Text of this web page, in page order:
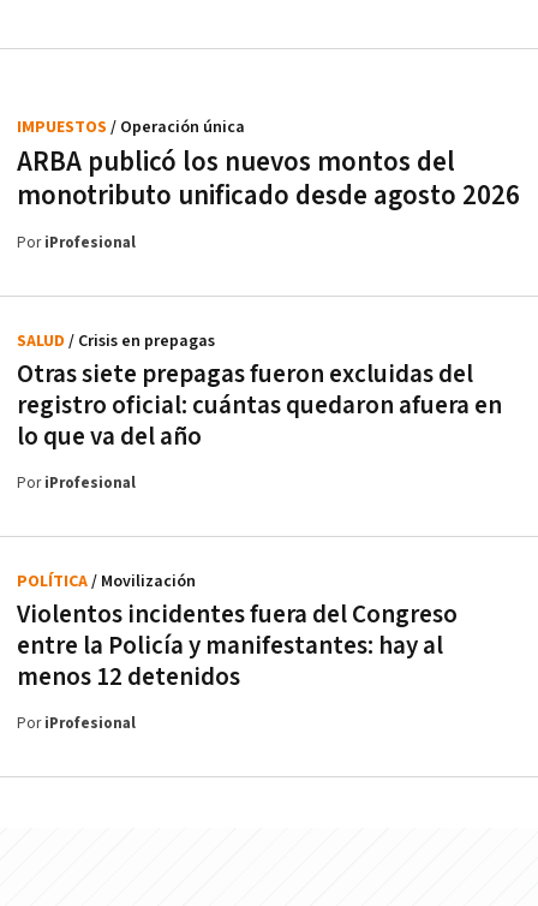
ARBA publicó los nuevos montos del
monotributo unificado desde agosto 2026
IMPUESTOS / Operación única
PoriProfesional
Otras siete prepagas fueron excluidas del
registro oficial: cuántas quedaron afuera en
lo que va del año
SALUD / Crisis en prepagas
PoriProfesional
Violentos incidentes fuera del Congreso
entre la Policía y manifestantes: hay al
menos 12 detenidos
POLÍTICA/ Movilización
PoriProfesional